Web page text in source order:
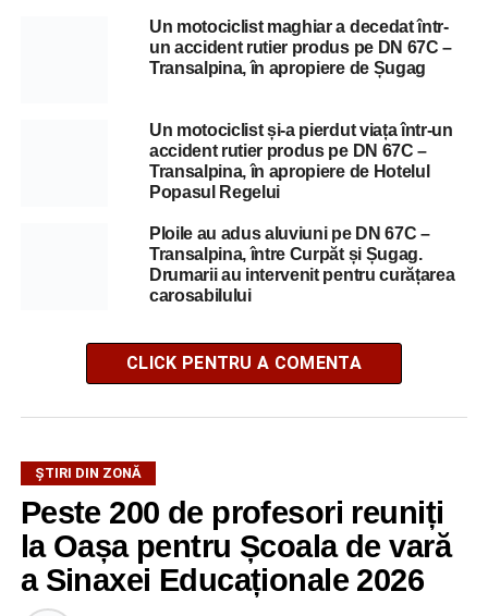
Un motociclist maghiar a decedat într-
un accident rutier produs pe DN 67C –
Transalpina, în apropiere de Șugag
Un motociclist și-a pierdut viața într-un
accident rutier produs pe DN 67C –
Transalpina, în apropiere de Hotelul
Popasul Regelui
Ploile au adus aluviuni pe DN 67C –
Transalpina, între Curpăt și Șugag.
Drumarii au intervenit pentru curățarea
carosabilului
CLICK PENTRU A COMENTA
ȘTIRI DIN ZONĂ
Peste 200 de profesori reuniți
la Oașa pentru Școala de vară
a Sinaxei Educaționale 2026